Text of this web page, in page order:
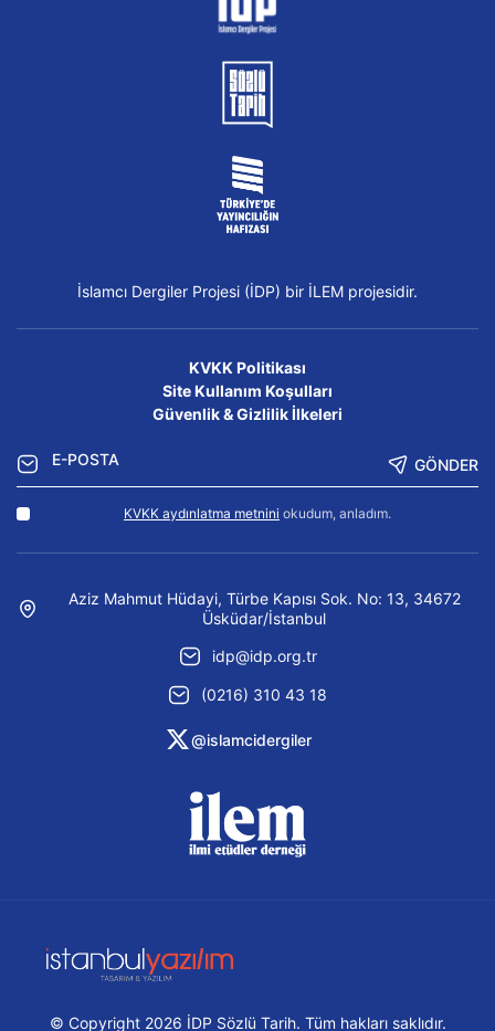
İslamcı Dergiler Projesi (İDP) bir İLEM projesidir.
KVKK Politikası
Site Kullanım Koşulları
Güvenlik & Gizlilik İlkeleri
GÖNDER
KVKK aydınlatma metnini okudum, anladım.
Aziz Mahmut Hüdayi, Türbe Kapısı Sok. No: 13, 34672
Üsküdar/İstanbul
idp@idp.org.tr
(0216) 310 43 18
@islamcidergiler
© Copyright 2026 İDP Sözlü Tarih. Tüm hakları saklıdır.